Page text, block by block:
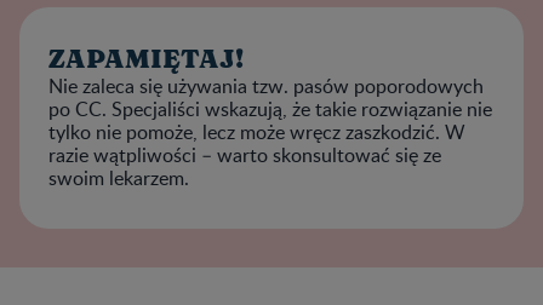
ZAPAMIĘTAJ!
Nie zaleca się używania tzw. pasów poporodowych
po CC. Specjaliści wskazują, że takie rozwiązanie nie
tylko nie pomoże, lecz może wręcz zaszkodzić. W
razie wątpliwości – warto skonsultować się ze
swoim lekarzem.